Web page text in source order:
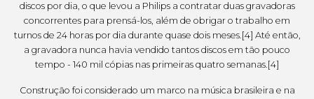
discos por dia, o que levou a Philips a contratar duas gravadoras
concorrentes para prensá-los, além de obrigar o trabalho em
turnos de 24 horas por dia durante quase dois meses.[4] Até então,
a gravadora nunca havia vendido tantos discos em tão pouco
tempo - 140 mil cópias nas primeiras quatro semanas.[4]
Construção foi considerado um marco na música brasileira e na